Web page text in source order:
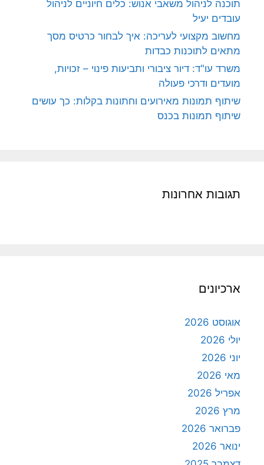
תוכנה לניהול משאבי אנוש: כלים חיוניים לניהול
עובדים יעיל
מחשוב מקצועי לעריכה: איך לבחור כרטיס מסך
מתאים לתוכנות כבדות
משרד עו"ד: דיור ציבורי ותביעות פינוי – זכויות,
מועדים ודרכי פעולה
שיתוף תמונות מאירועים וחתונות בקלות: כך עושים
שיתוף תמונות בכנס
תגובות אחרונות
ארכיונים
אוגוסט 2026
יולי 2026
יוני 2026
מאי 2026
אפריל 2026
מרץ 2026
פברואר 2026
ינואר 2026